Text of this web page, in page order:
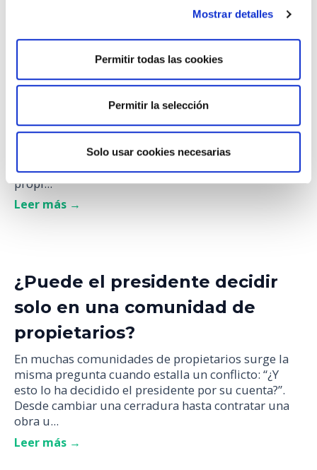
Mostrar detalles
Permitir todas las cookies
Permitir la selección
Solo usar cookies necesarias
Derechos y deberes del
propietario según la Ley de
Vivir en una comunidad implica compartir espacios,
decisiones y responsabilidades. La Ley de
Propiedad Horizontal vigente regula precisamente
ese equilibrio: establece los derechos y deberes del
propi...
Leer más →
¿Puede el presidente decidir
solo en una comunidad de
propietarios?
En muchas comunidades de propietarios surge la
misma pregunta cuando estalla un conflicto: “¿Y
esto lo ha decidido el presidente por su cuenta?”.
Desde cambiar una cerradura hasta contratar una
obra u...
Leer más →